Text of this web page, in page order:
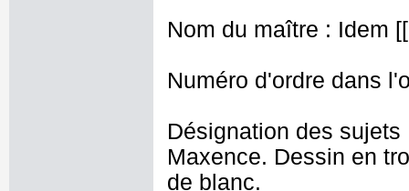
Nom du maître : Idem
Numéro d'ordre dans
Désignation des
Maxence. Dessin en
de blanc.